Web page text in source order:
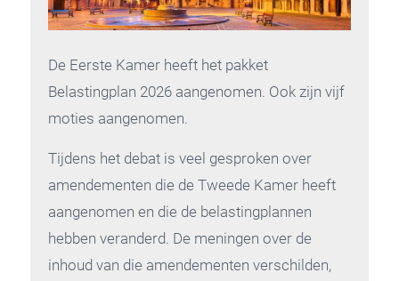
De Eerste Kamer heeft het pakket
Belastingplan 2026 aangenomen. Ook zijn vijf
moties aangenomen.
Tijdens het debat is veel gesproken over
amendementen die de Tweede Kamer heeft
aangenomen en die de belastingplannen
hebben veranderd. De meningen over de
inhoud van die amendementen verschilden,